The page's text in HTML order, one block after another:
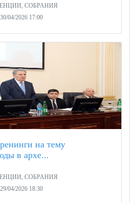
СОБРАНИЯ
30/04/2026 17:00
на тему
в архе...
СОБРАНИЯ
29/04/2026 18:30